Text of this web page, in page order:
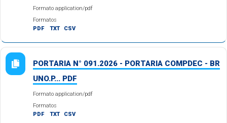
Formato application/pdf
Formatos
PDF
TXT CSV
PORTARIA N° 091.2026 - PORTARIA COMPDEC - BR
UNO.P... PDF
Formato application/pdf
Formatos
PDF
TXT CSV